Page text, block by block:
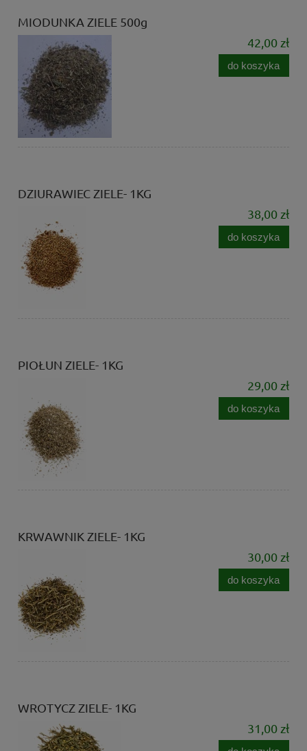
MIODUNKA ZIELE 500g
42,00 zł
do koszyka
DZIURAWIEC ZIELE- 1KG
38,00 zł
do koszyka
PIOŁUN ZIELE- 1KG
29,00 zł
do koszyka
KRWAWNIK ZIELE- 1KG
30,00 zł
do koszyka
WROTYCZ ZIELE- 1KG
31,00 zł